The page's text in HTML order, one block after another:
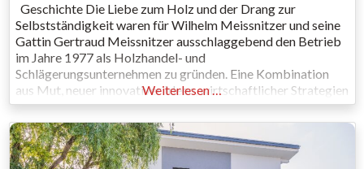
Geschichte Die Liebe zum Holz und der Drang zur
Selbstständigkeit waren für Wilhelm Meissnitzer und seine
Gattin Gertraud Meissnitzer ausschlaggebend den Betrieb
im Jahre 1977 als Holzhandel- und
Schlägerungsunternehmen zu gründen. Eine Kombination
aus Mut, neuer innovativer Ideen, wirtschaftlicher Strategien
sowie engagierter Mitarbeiter führten uns zu einer
besonders dynamischen Firmengeschichte. Holzhandel Hier
beginnt unsere Verarbeitungskette „Vom Wald bis zum
fertigen Haus.“ Verschiedene Holzbringungsanlagen
Weiterlesen …